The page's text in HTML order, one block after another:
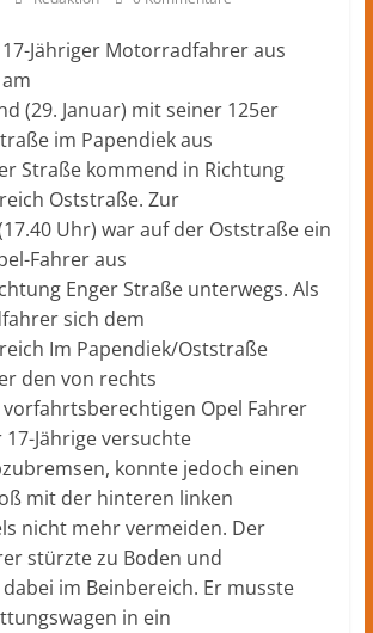
Jähriger Motorradfahrer aus
(29. Januar) mit seiner 125er
im Papendiek aus
Straße kommend in Richtung
Oststraße. Zur
Uhr) war auf der Oststraße ein
Fahrer aus
Enger Straße unterwegs. Als
sich dem
Im Papendiek/Oststraße
den von rechts
Opel Fahrer
Jährige versuchte
konnte jedoch einen
mit der hinteren linken
nicht mehr vermeiden. Der
stürzte zu Boden und
im Beinbereich. Er musste
in ein